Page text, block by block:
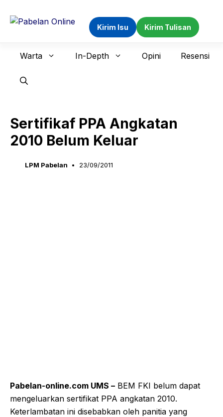
Kirim Isu Kirim Tulisan
Warta In-Depth Opini Resensi
Sertifikaf PPA Angkatan
2010 Belum Keluar
LPM Pabelan 23/09/2011
Pabelan-online.com UMS – BEM FKI belum dapat
mengeluarkan sertifikat PPA angkatan 2010.
Keterlambatan ini disebabkan oleh panitia yang